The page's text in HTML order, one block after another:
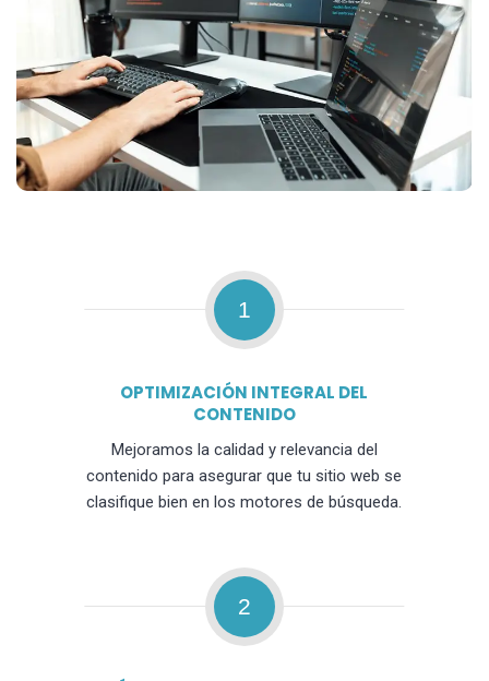
1
OPTIMIZACIÓN INTEGRAL DEL
CONTENIDO
Mejoramos la calidad y relevancia del
contenido para asegurar que tu sitio web se
clasifique bien en los motores de búsqueda.
2